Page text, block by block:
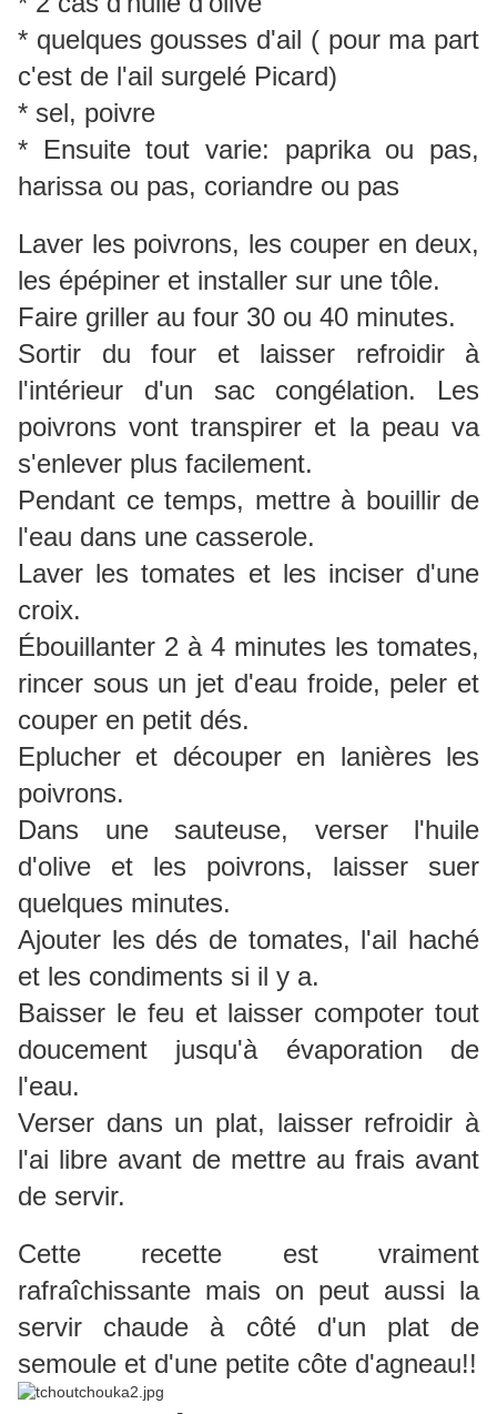
* quelques gousses d'ail ( pour ma part
c'est de l'ail surgelé Picard)
* sel, poivre
* Ensuite tout varie: paprika ou pas,
harissa ou pas, coriandre ou pas
Laver les poivrons, les couper en deux,
les épépiner et installer sur une tôle.
Faire griller au four 30 ou 40 minutes.
Sortir du four et laisser refroidir à
l'intérieur d'un sac congélation. Les
poivrons vont transpirer et la peau va
s'enlever plus facilement.
Pendant ce temps, mettre à bouillir de
l'eau dans une casserole.
Laver les tomates et les inciser d'une
croix.
Ébouillanter 2 à 4 minutes les tomates,
rincer sous un jet d'eau froide, peler et
couper en petit dés.
Eplucher et découper en lanières les
poivrons.
Dans une sauteuse, verser l'huile
d'olive et les poivrons, laisser suer
quelques minutes.
Ajouter les dés de tomates, l'ail haché
et les condiments si il y a.
Baisser le feu et laisser compoter tout
doucement jusqu'à évaporation de
l'eau.
Verser dans un plat, laisser refroidir à
l'ai libre avant de mettre au frais avant
de servir.
Cette recette est vraiment
rafraîchissante mais on peut aussi la
servir chaude à côté d'un plat de
semoule et d'une petite côte d'agneau!!